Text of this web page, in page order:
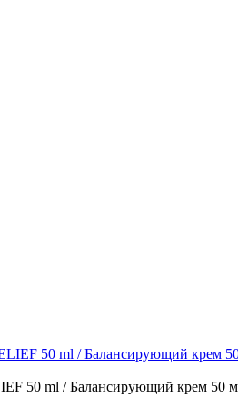
50 ml / Балансирующий крем 50